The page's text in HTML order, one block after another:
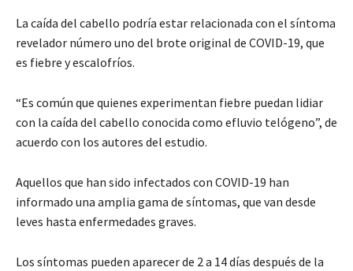
La caída del cabello podría estar relacionada con el síntoma
revelador número uno del brote original de COVID-19, que
es fiebre y escalofríos.
“Es común que quienes experimentan fiebre puedan lidiar
con la caída del cabello conocida como efluvio telógeno”, de
acuerdo con los autores del estudio.
Aquellos que han sido infectados con COVID-19 han
informado una amplia gama de síntomas, que van desde
leves hasta enfermedades graves.
Los síntomas pueden aparecer de 2 a 14 días después de la